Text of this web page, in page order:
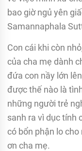
bao giờ ngủ yên
Samannaphala
Con cái khi còn
của cha mẹ dành
đứa con nầy lớn
được thế nào là
những người trẻ
sanh ra vì dục tính
có bổn phận lo
ơn cha mẹ.